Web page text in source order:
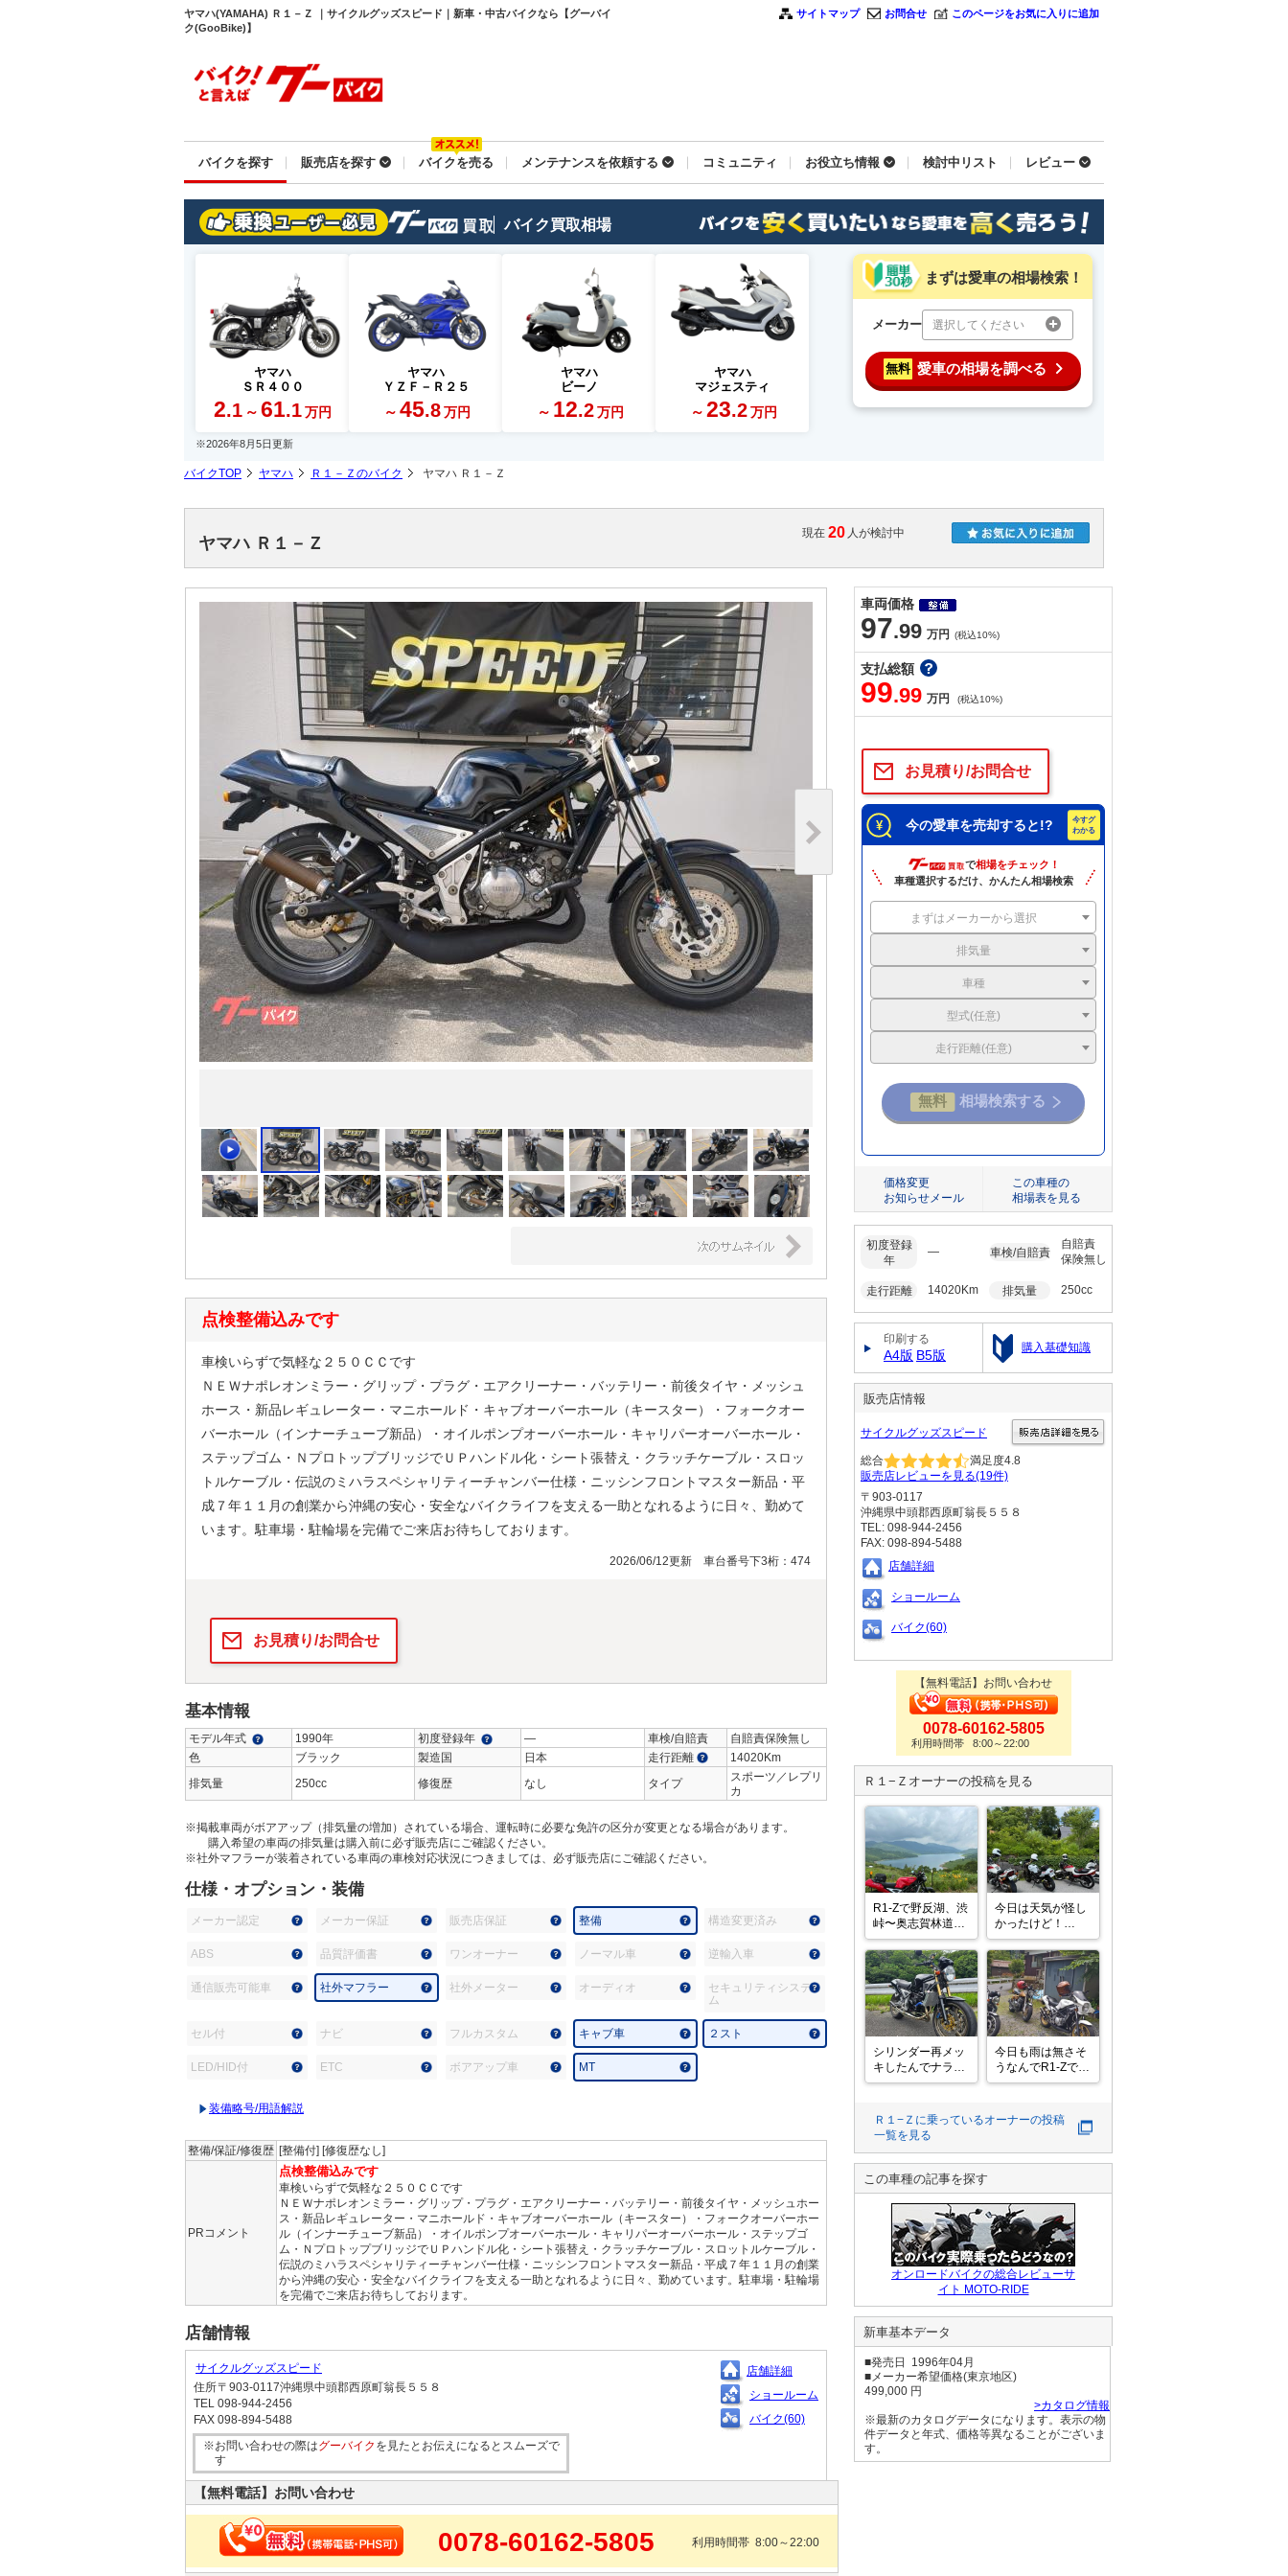
ヤマハ(YAMAHA) Ｒ１－Ｚ ｜サイクルグッズスピード｜新車・中古バイクなら【グーバイ
ク(GooBike)】
サイトマップ お問合せ このページをお気に入りに追加
バイクを探す 販売店を探す バイクを売る メンテナンスを依頼する コミュニティ お役立ち情報 検討中リスト レビュー
バイク買取相場
ヤマハ
ＳＲ４００
2.1 ～ 61.1 万円
ヤマハ
ＹＺＦ－Ｒ２５
～ 45.8 万円
ヤマハ
ビーノ
～ 12.2 万円
ヤマハ
マジェスティ
～ 23.2 万円
まずは愛車の相場検索！
メーカー 選択してください
無料 愛車の相場を調べる
※2026年8月5日更新
バイクTOP ヤマハ Ｒ１－Ｚのバイク ヤマハ Ｒ１－Ｚ
現在 20 人が検討中
ヤマハ Ｒ１－Ｚ
点検整備込みです
車検いらずで気軽な２５０ＣＣです
ＮＥＷナポレオンミラー・グリップ・プラグ・エアクリーナー・バッテリー・前後タイヤ・メッシュ
ホース・新品レギュレーター・マニホールド・キャブオーバーホール（キースター）・フォークオー
バーホール（インナーチューブ新品）・オイルポンプオーバーホール・キャリパーオーバーホール・
ステップゴム・ＮプロトップブリッジでＵＰハンドル化・シート張替え・クラッチケーブル・スロッ
トルケーブル・伝説のミハラスペシャリティーチャンバー仕様・ニッシンフロントマスター新品・平
成７年１１月の創業から沖縄の安心・安全なバイクライフを支える一助となれるように日々、勤めて
います。駐車場・駐輪場を完備でご来店お待ちしております。
2026/06/12更新 車台番号下3桁：474
お見積り/お問合せ
基本情報
モデル年式 1990年 初度登録年 ― 車検/自賠責
自賠責保険無し
色
ブラック 製造国 日本 走行距離
14020Km
排気量
250cc 修復歴 なし タイプ
スポーツ／レプリ
カ
※掲載車両がボアアップ（排気量の増加）されている場合、運転時に必要な免許の区分が変更となる場合があります。
購入希望の車両の排気量は購入前に必ず販売店にご確認ください。
※社外マフラーが装着されている車両の車検対応状況につきましては、必ず販売店にご確認ください。
仕様・オプション・装備
メーカー認定 メーカー保証 販売店保証 整備 構造変更済み
ABS 品質評価書 ワンオーナー ノーマル車 逆輸入車
通信販売可能車 社外マフラー 社外メーター オーディオ
セキュリティシステ
ム
セル付 ナビ フルカスタム キャブ車 ２スト
LED/HID付 ETC ボアアップ車 MT
装備略号/用語解説
整備/保証/修復歴 [整備付] [修復歴なし]
PRコメント
点検整備込みです
車検いらずで気軽な２５０ＣＣです
ＮＥＷナポレオンミラー・グリップ・プラグ・エアクリーナー・バッテリー・前後タイヤ・メッシュホー
ス・新品レギュレーター・マニホールド・キャブオーバーホール（キースター）・フォークオーバーホー
ル（インナーチューブ新品）・オイルポンプオーバーホール・キャリパーオーバーホール・ステップゴ
ム・ＮプロトップブリッジでＵＰハンドル化・シート張替え・クラッチケーブル・スロットルケーブル・
伝説のミハラスペシャリティーチャンバー仕様・ニッシンフロントマスター新品・平成７年１１月の創業
から沖縄の安心・安全なバイクライフを支える一助となれるように日々、勤めています。駐車場・駐輪場
を完備でご来店お待ちしております。
店舗情報
サイクルグッズスピード
住所〒903-0117沖縄県中頭郡西原町翁長５５８
TEL 098-944-2456
FAX 098-894-5488
※お問い合わせの際はグーバイク を見たとお伝えになるとスムーズで
す
店舗詳細
ショールーム
バイク(60)
【無料電話】お問い合わせ
0078-60162-5805 利用時間帯 8:00～22:00
車両価格
97.99 万円 (税込10%)
支払総額
99.99 万円 (税込10%)
お見積り/お問合せ
今の愛車を売却すると!?
で相場をチェック！
車種選択するだけ、かんたん相場検索
まずはメーカーから選択
排気量
車種
型式(任意)
走行距離(任意)
価格変更
お知らせメール
この車種の
相場表を見る
初度登録
年
― 車検/自賠責
自賠責
保険無し
走行距離 14020Km 排気量 250cc
印刷する
A4版 B5版 購入基礎知識
販売店情報
サイクルグッズスピード
総合 満足度4.8
販売店レビューを見る(19件)
〒903-0117
沖縄県中頭郡西原町翁長５５８
TEL: 098-944-2456
FAX: 098-894-5488
店舗詳細
ショールーム
バイク(60)
【無料電話】お問い合わせ
0078-60162-5805
利用時間帯 8:00～22:00
Ｒ１−Ｚ オーナーの投稿を見る
R1-Zで野反湖、渋
峠〜奥志賀林道、
栄村から魚沼スカ
イライン。梅雨明
け間近、夏までも
う少しですね。帰
ったらチャンバー
が折れてました。
純正チャンバーな
んだけどな、修理
しないと。
今日は天気が怪し
かったけど！
予報は晴れるハ
ズ！😅
県内ツーリングに
変更して
遅れて出発💨
晴れて🌞良かった
カレー🍛も美味し
く頂きました😊
シリンダー再メッ
キしたんでナラシ
の旅に。
は中古なんで
200km位で良いか
な(笑)
し異常無し‼️
3XCエンジンより
吸気音も排気音も
でかい気がする😁
今日も雨は無さそ
うなんでR1-Zで山
カフェHeavenさ
た。
も来ていて話が盛
り上がってランチ
をいただいて話し
て
Ｒ１−Ｚ に乗っているオーナーの投稿
一覧を見る
この車種の記事を探す
オンロードバイクの総合レビューサ
イト MOTO-RIDE
新車基本データ
■発売日 1996年04月
■メーカー希望価格(東京地区)
499,000 円
>カタログ情報
※最新のカタログデータになります。表示の物
件データと年式、価格等異なることがございま
す。